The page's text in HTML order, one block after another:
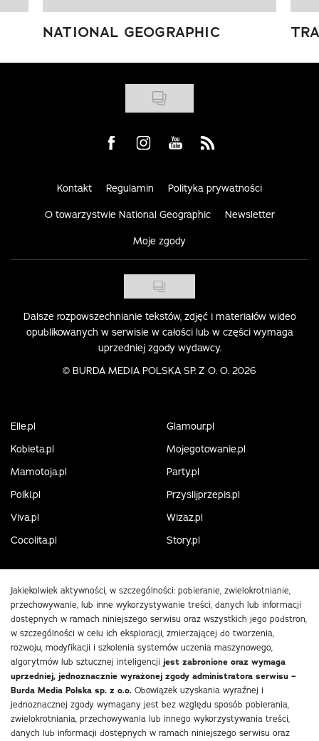
NATIONAL GEOGRAPHIC
Visit us on Facebook
Visit us on Instagram
Visit us on Youtube
Visit us on Rss
Kontakt Regulamin Polityka prywatności
O towarzystwie National Geographic Newsletter
Moje zgody
Dalsze rozpowszechnianie tekstów, zdjęć i materiałów wideo
opublikowanych w serwisie w całości lub w części wymaga
uprzedniej zgody wydawcy.
© BURDA MEDIA POLSKA SP. Z O. O. 2026
Elle.pl
Glamour.pl
Kobieta.pl
Mojegotowanie.pl
Mamotoja.pl
Party.pl
Polki.pl
Przyslijprzepis.pl
Viva.pl
Wizaz.pl
Cocolita.pl
Story.pl
Jakiekolwiek aktywności, w szczególności: pobieranie, zwielokrotnianie,
przechowywanie, lub inne wykorzystywanie treści, danych lub informacji
dostępnych w ramach niniejszego serwisu oraz wszystkich jego podstron,
w szczególności w celu ich eksploracji, zmierzającej do tworzenia,
rozwoju, modyfikacji i szkolenia systemów uczenia maszynowego,
algorytmów lub sztucznej inteligencji jest zabronione oraz wymaga
uprzedniej, jednoznacznie wyrażonej zgody administratora serwisu –
Burda Media Polska sp. z o.o. Obowiązek uzyskania wyraźnej i
jednoznacznej zgody wymagany jest bez względu sposób pobierania,
zwielokrotniania, przechowywania lub innego wykorzystywania treści,
danych lub informacji dostępnych w ramach niniejszego serwisu oraz